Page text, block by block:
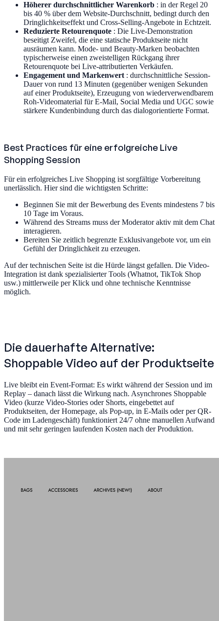
Höherer durchschnittlicher Warenkorb : in der Regel 20
bis 40 % über dem Website-Durchschnitt, bedingt durch den
Dringlichkeitseffekt und Cross-Selling-Angebote in Echtzeit.
Reduzierte Retourenquote : Die Live-Demonstration
beseitigt Zweifel, die eine statische Produktseite nicht
ausräumen kann. Mode- und Beauty-Marken beobachten
typischerweise einen zweistelligen Rückgang ihrer
Retourenquote bei Live-attributierten Verkäufen.
Engagement und Markenwert : durchschnittliche Session-
Dauer von rund 13 Minuten (gegenüber wenigen Sekunden
auf einer Produktseite), Erzeugung von wiederverwendbarem
Roh-Videomaterial für E-Mail, Social Media und UGC sowie
stärkere Kundenbindung durch das dialogorientierte Format.
Best Practices für eine erfolgreiche Live
Shopping Session
Für ein erfolgreiches Live Shopping ist sorgfältige Vorbereitung
unerlässlich. Hier sind die wichtigsten Schritte:
Beginnen Sie mit der Bewerbung des Events mindestens 7 bis
10 Tage im Voraus.
Während des Streams muss der Moderator aktiv mit dem Chat
interagieren.
Bereiten Sie zeitlich begrenzte Exklusivangebote vor, um ein
Gefühl der Dringlichkeit zu erzeugen.
Auf der technischen Seite ist die Hürde längst gefallen. Die Video-
Integration ist dank spezialisierter Tools (Whatnot, TikTok Shop
usw.) mittlerweile per Klick und ohne technische Kenntnisse
möglich.
Die dauerhafte Alternative:
Shoppable Video auf der Produktseite
Live bleibt ein Event-Format: Es wirkt während der Session und im
Replay – danach lässt die Wirkung nach. Asynchrones Shoppable
Video (kurze Video-Stories oder Shorts, eingebettet auf
Produktseiten, der Homepage, als Pop-up, in E-Mails oder per QR-
Code im Ladengeschäft) funktioniert 24/7 ohne manuellen Aufwand
und mit sehr geringen laufenden Kosten nach der Produktion.